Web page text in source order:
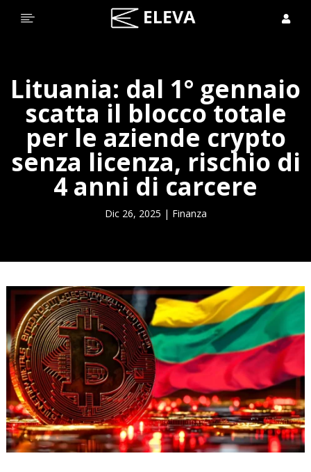
 
Lituania: dal 1° gennaio
scatta il blocco totale
per le aziende crypto
senza licenza, rischio di
4 anni di carcere
Dic 26, 2025 | Finanza